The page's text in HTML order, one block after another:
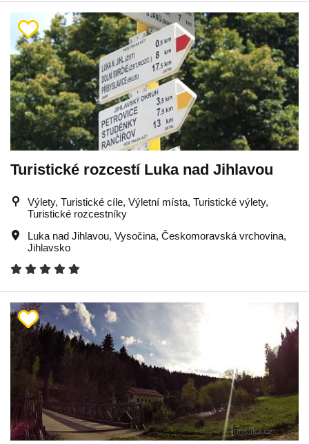
Turistické rozcestí Luka nad Jihlavou
Výlety, Turistické cíle, Výletní místa, Turistické výlety,
Turistické rozcestníky
Luka nad Jihlavou, Vysočina, Českomoravská vrchovina,
Jihlavsko